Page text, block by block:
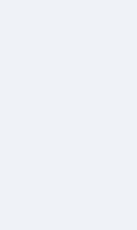
constitucional del pueblo?
Colombia?
Android (sin root)
con privacidad